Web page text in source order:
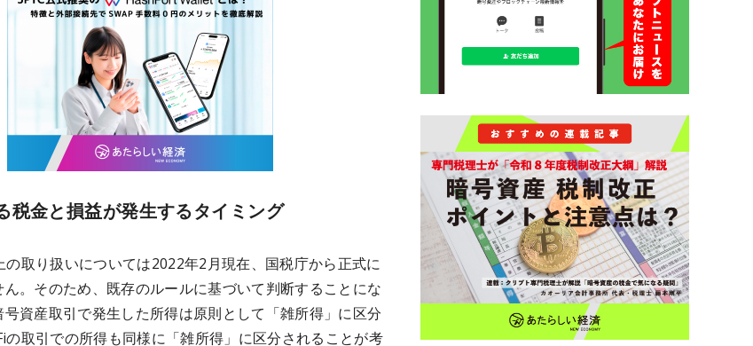
税金と損益が発生するタイミング
の取り扱いについては2022年2月現在、国税庁から正式に
。そのため、既存のルールに基づいて判断することにな
号資産取引で発生した所得は原則として「雑所得」に区分
の取引での所得も同様に「雑所得」に区分されることが考